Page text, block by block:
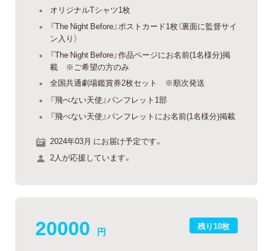
オリジナルTシャツ1枚
『The Night Before』ポストカード1枚（裏面に監督サイ
ン入り）
『The Night Before』作品ページにお名前(1名様分)掲
載 ※ご希望の方のみ
全国共通劇場鑑賞券2枚セット ※順次発送
『飛べない天使』パンフレット1部
『飛べない天使』パンフレットにお名前(1名様分)掲載
2024年03月 にお届け予定です。
2人が応援しています。
残り10枚
20000 円